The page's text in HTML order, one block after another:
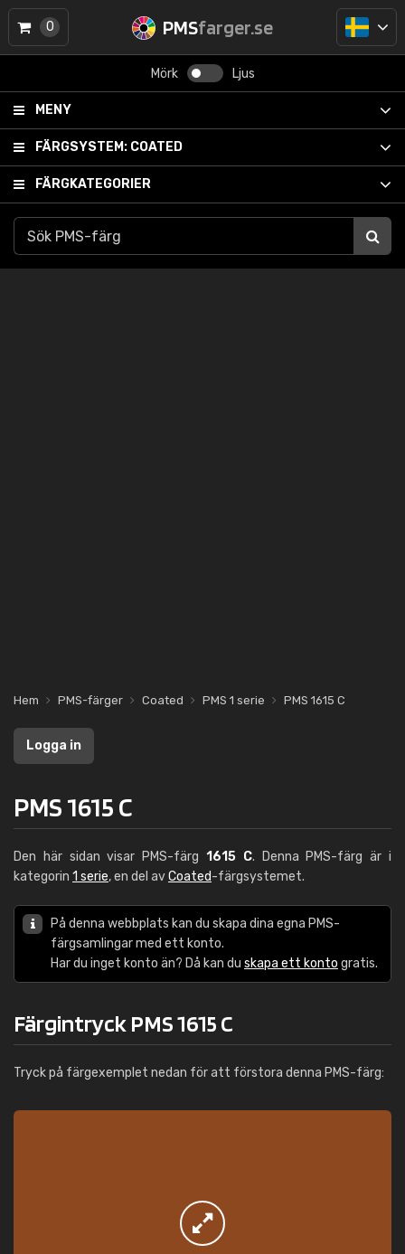
PMSfarger.se
Mörk Ljus
MENY
FÄRGSYSTEM: COATED
FÄRGKATEGORIER
0
Hem PMS-färger Coated PMS 1 serie PMS 1615 C
Logga in
PMS 1615 C
Den här sidan visar PMS-färg 1615 C. Denna PMS-färg är i
kategorin 1 serie, en del avCoated-färgsystemet.
På denna webbplats kan du skapa dina egna PMS-
färgsamlingar med ett konto.
Har du inget konto än? Då kan du skapa ett konto gratis.
Färgintryck PMS 1615 C
Tryck på färgexemplet nedan för att förstora denna PMS-färg: